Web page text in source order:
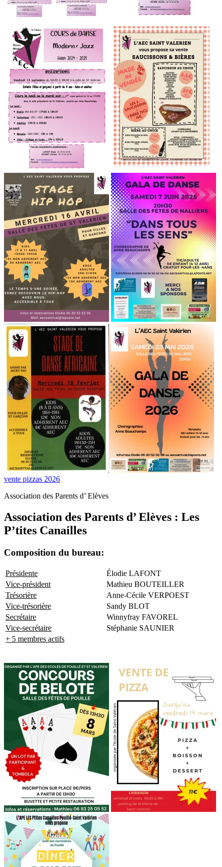
vente pizzas 2026
Association des Parents d’ Elèves
Association des Parents d’ Elèves : Les
P’tites Canailles
Composition du bureau:
Présidente
Élodie LAFONT
Vice-président
Mathieu BOUTEILLER
Trésorière
Anne-Cécile VERPOEST
Vice-trésorière
Sandy BLOT
Secrétaire
Winnyfray FAVOREL
Vice-secrétaire
Stéphanie SAUNIER
+ 5 membres actifs